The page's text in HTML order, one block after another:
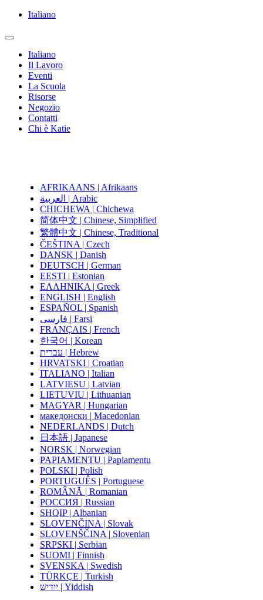
Italiano
Italiano
Il Lavoro
Eventi
La Scuola
Risorse
Negozio
Contatti
Chi è Katie
AFRIKAANS | Afrikaans
العربية | Arabic
CHICHEWA | Chichewa
简体中文 | Chinese, Simplified
繁體中文 | Chinese, Traditional
ČEŠTINA | Czech
DANSK | Danish
DEUTSCH | German
EESTI | Estonian
ΕΛΛΗΝΙΚΑ | Greek
ENGLISH | English
ESPAÑOL | Spanish
فارسی | Farsi
FRANÇAIS | French
한국어 | Korean
עברית | Hebrew
HRVATSKI | Croatian
ITALIANO | Italian
LATVIESU | Latvian
LIETUVIU | Lithuanian
MAGYAR | Hungarian
македонски | Macedonian
NEDERLANDS | Dutch
日本語 | Japanese
NORSK | Norwegian
PAPIAMENTU | Papiamentu
POLSKI | Polish
PORTUGUÊS | Portuguese
ROMÂNĂ | Romanian
РОССИЯ | Russian
SHQIP | Albanian
SLOVENČINA | Slovak
SLOVENŠČINA | Slovenian
SRPSKI | Serbian
SUOMI | Finnish
SVENSKA | Swedish
TÜRKÇE | Turkish
ייִדיש | Yiddish